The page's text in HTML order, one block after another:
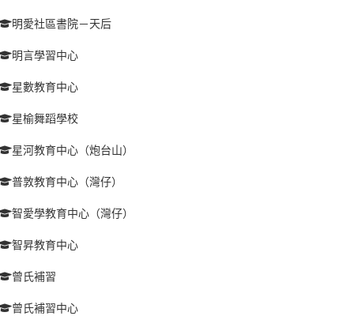
明愛社區書院－天后
明言學習中心
星數教育中心
星榆舞蹈學校
星河教育中心（炮台山）
普敦教育中心（灣仔）
智愛學教育中心（灣仔）
智昇教育中心
曾氏補習
曾氏補習中心